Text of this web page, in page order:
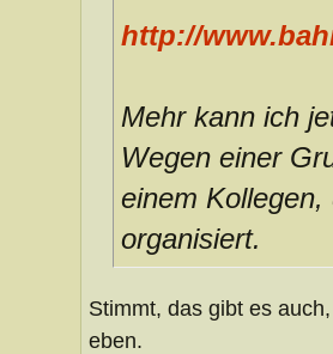
http://
Mehr kann ich
Wegen einer
einem
organisiert.
Stimmt, das gibt es
eben.